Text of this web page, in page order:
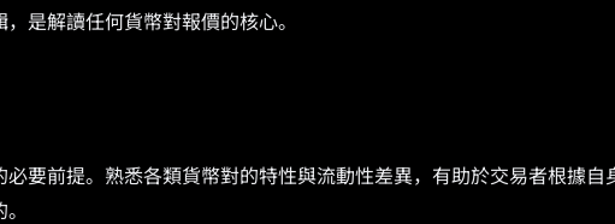
是解讀任何貨幣對報價的核心。
要前提。熟悉各類貨幣對的特性與流動性差異，有助於交易者根據自